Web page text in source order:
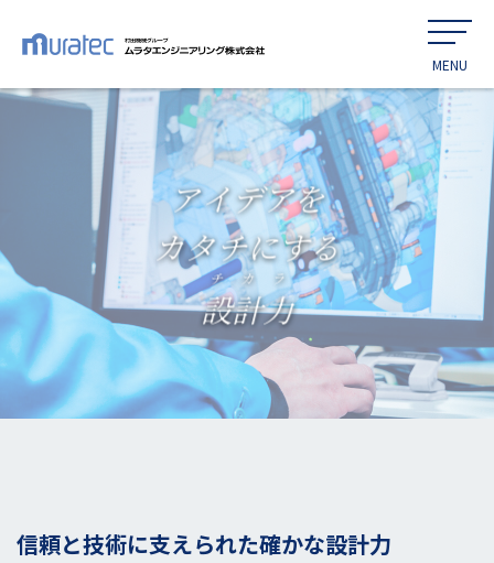
アイデアを
カタチにする
設
チ
計
カ
力
ラ
信頼と技術に支えられた確かな設計力